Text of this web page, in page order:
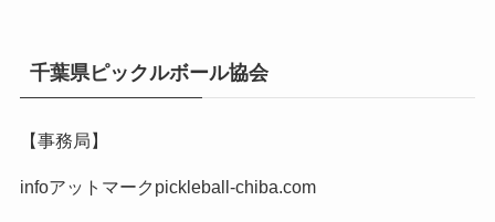
千葉県ピックルボール協会
【事務局】
infoアットマークpickleball-chiba.com